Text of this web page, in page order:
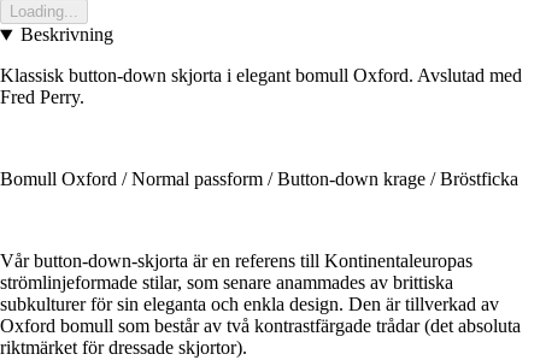
Loading...
Beskrivning
Klassisk button-down skjorta i elegant bomull Oxford. Avslutad med
Fred Perry.
Bomull Oxford / Normal passform / Button-down krage / Bröstficka
Vår button-down-skjorta är en referens till Kontinentaleuropas
strömlinjeformade stilar, som senare anammades av brittiska
subkulturer för sin eleganta och enkla design. Den är tillverkad av
Oxford bomull som består av två kontrastfärgade trådar (det absoluta
riktmärket för dressade skjortor).